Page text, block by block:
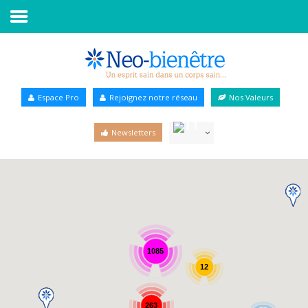
Annuaire Bien-être
Espace Pro Rejoignez notre réseau Nos Valeurs
Newsletters
1085
263
12